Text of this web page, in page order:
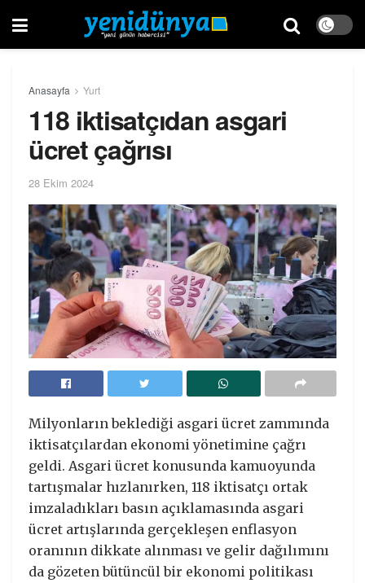
Anasayfa Yurt
118 iktisatçıdan asgari
ücret çağrısı
28 Ekim 2024
Milyonların beklediği asgari ücret zammında
iktisatçılardan ekonomi yönetimine çağrı
geldi. Asgari ücret konusunda kamuoyunda
tartışmalar hızlanırken, 118 iktisatçı ortak
imzaladıkları basın açıklamasında asgari
ücret artışlarında gerçekleşen enflasyon
oranının dikkate alınması ve gelir dağılımını
da gözeten bütüncül bir ekonomi politikası